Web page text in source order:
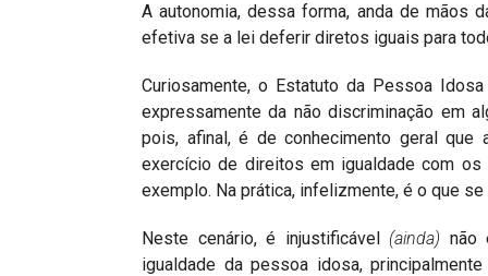
A autonomia, dessa forma, anda de mãos
efetiva se a lei deferir diretos iguais para
Curiosamente, o Estatuto da Pessoa
expressamente da não discriminação em
pois, afinal, é de conhecimento geral
exercício de direitos em igualdade com
exemplo. Na prática, infelizmente, é o que
Neste cenário, é injustificável (ainda) não
igualdade da pessoa idosa,